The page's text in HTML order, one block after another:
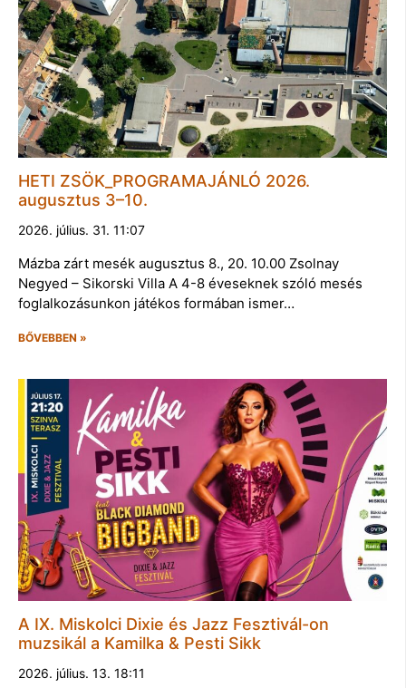
HETI ZSÖK_PROGRAMAJÁNLÓ 2026.
augusztus 3–10.
2026. július. 31. 11:07
Mázba zárt mesék augusztus 8., 20. 10.00 Zsolnay
Negyed – Sikorski Villa A 4-8 éveseknek szóló mesés
foglalkozásunkon játékos formában ismer…
BŐVEBBEN »
A IX. Miskolci Dixie és Jazz Fesztivál-on
muzsikál a Kamilka & Pesti Sikk
2026. július. 13. 18:11